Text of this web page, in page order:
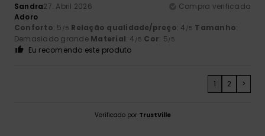
Sandra27. Abril 2026
Compra verificada
Adoro
Conforto: 5 /5 Relação qualidade/preço: 4 /5 Tamanho:
Demasiado grande Material: 4 /5 Cor: 5/5
Eu recomendo este produto
1 2 >
Verificado por TrustVille